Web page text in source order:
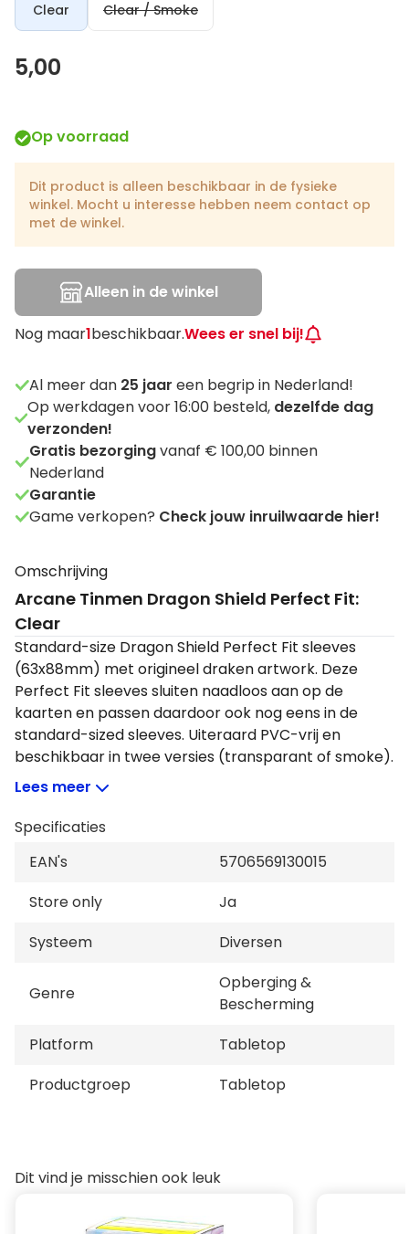
Clear Clear / Smoke
5,00
Op voorraad
Dit product is alleen beschikbaar in de fysieke
winkel. Mocht u interesse hebben neem contact op
met de winkel.
Alleen in de winkel
Nog maar1beschikbaar.Wees er snel bij!
Al meer dan 25 jaar een begrip in Nederland!
Op werkdagen voor 16:00 besteld, dezelfde dag
verzonden!
Gratis bezorgingvanaf € 100,00 binnen
Nederland
Garantie
Game verkopen? Check jouw inruilwaarde hier!
Omschrijving
Arcane Tinmen Dragon Shield Perfect Fit:
Clear
Standard-size Dragon Shield Perfect Fit sleeves
(63x88mm) met origineel draken artwork. Deze
Perfect Fit sleeves sluiten naadloos aan op de
kaarten en passen daardoor ook nog eens in de
standard-sized sleeves. Uiteraard PVC-vrij en
beschikbaar in twee versies (transparant of smoke).
Een pakje bevat 100 sleeves. Versie: transparant.
Lees meer
Specificaties
EAN's
5706569130015
Store only
Ja
Systeem
Diversen
Genre
Opberging &
Bescherming
Platform
Tabletop
Productgroep
Tabletop
Dit vind je misschien ook leuk